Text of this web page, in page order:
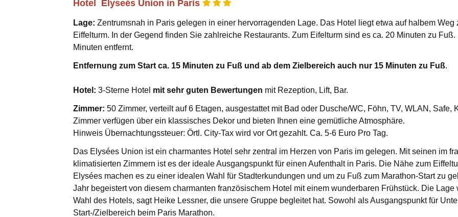
Hotel Elyseés Union in Paris
Lage: Zentrumsnah in Paris gelegen in einer hervorragenden Lage. Das Hotel liegt etwa auf halbem
Eiffelturm. In der Gegend finden Sie zahlreiche Restaurants. Zum Eifelturm sind es ca. 20 Minuten zu
Minuten entfernt.
Entfernung zum Start ca. 15 Minuten zu Fuß und ab dem Zielbereich auch nur 15 Minuten zu Fuß.
Hotel: 3-Sterne Hotel mit sehr guten Bewertungen mit Rezeption, Lift, Bar.
Zimmer: 50 Zimmer, verteilt auf 6 Etagen, ausgestattet mit Bad oder Dusche/WC, Föhn, TV, WLAN,
Zimmer verfügen über ein klassisches Dekor und bieten Ihnen eine gemütliche Atmosphäre.
Hinweis Übernachtungssteuer: Örtl. City-Tax wird vor Ort gezahlt. Ca. 5-6 Euro Pro Tag.
Das Elysées Union ist ein charmantes Hotel sehr zentral im Herzen von Paris im gelegen. Mit seinen im
klimatisierten Zimmern ist es der ideale Ausgangspunkt für einen Aufenthalt in Paris. Die Nähe zum
Elysées machen es zu einer idealen Wahl für Stadterkundungen und um zu Fuß zum Marathon-Start zu
Jahr begeistert von diesem charmanten französischem Hotel mit einem wunderbaren Frühstück. Die
Wahl des Hotels, sagt Heike Lessner, die unsere Gruppe begleitet hat. Sowohl als Ausgangspunkt für
Start-/Zielbereich beim Paris Marathon.